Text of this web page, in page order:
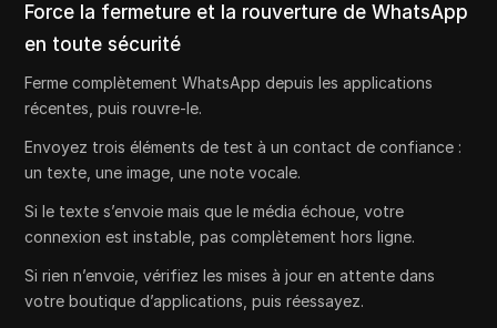
Force la fermeture et la rouverture de WhatsApp
en toute sécurité
Ferme complètement WhatsApp depuis les applications
récentes, puis rouvre-le.
Envoyez trois éléments de test à un contact de confiance :
un texte, une image, une note vocale.
Si le texte s’envoie mais que le média échoue, votre
connexion est instable, pas complètement hors ligne.
Si rien n’envoie, vérifiez les mises à jour en attente dans
votre boutique d’applications, puis réessayez.